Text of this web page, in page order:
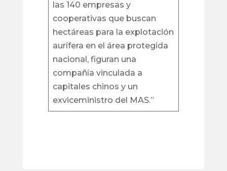
las 140 empresas y
cooperativas que buscan
hectáreas para la explotación
aurífera en el área protegida
nacional, figuran una
compañía vinculada a
capitales chinos y un
exviceministro del MAS.”